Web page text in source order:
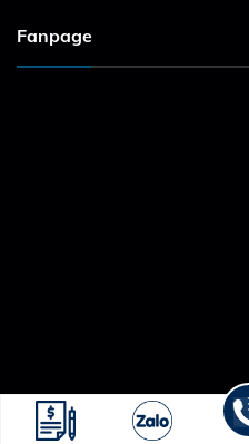
Fanpage
Copyright 2026 ©